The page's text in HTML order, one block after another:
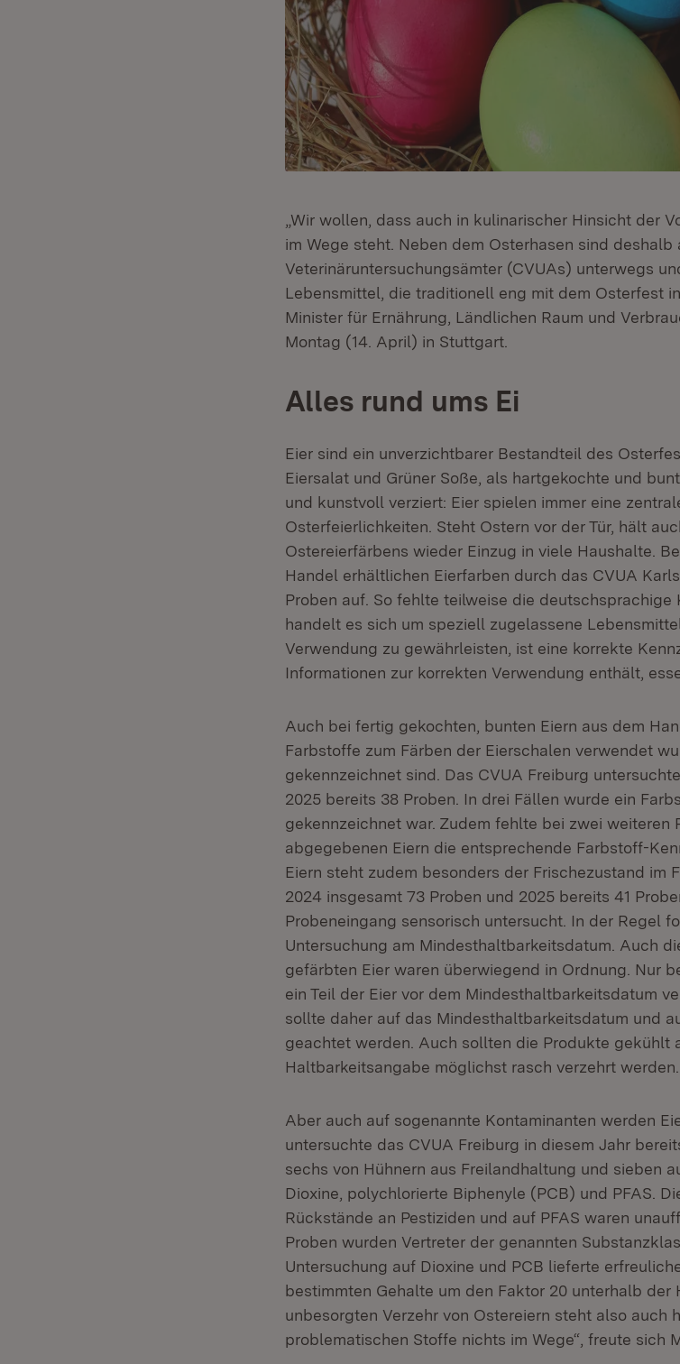
„Wir wollen, dass auch in kulinarischer Hinsicht der
im Wege steht. Neben dem Osterhasen sind
Veterinäruntersuchungsämter (CVUAs) unterwegs
Lebensmittel, die traditionell eng mit dem Osterfest
Minister für Ernährung, Ländlichen Raum und
Montag (14. April) in Stuttgart.
Alles rund ums Ei
Eier sind ein unverzichtbarer Bestandteil des
Eiersalat und Grüner Soße, als hartgekochte und
und kunstvoll verziert: Eier spielen immer eine
Osterfeierlichkeiten. Steht Ostern vor der Tür, hält
Ostereierfärbens wieder Einzug in viele Haushalte.
Handel erhältlichen Eierfarben durch das CVUA
Proben auf. So fehlte teilweise die deutschsprachige
handelt es sich um speziell zugelassene
Verwendung zu gewährleisten, ist eine korrekte
Informationen zur korrekten Verwendung enthält,
Auch bei fertig gekochten, bunten Eiern aus dem
Farbstoffe zum Färben der Eierschalen verwendet
gekennzeichnet sind. Das CVUA Freiburg
2025 bereits 38 Proben. In drei Fällen wurde ein
gekennzeichnet war. Zudem fehlte bei zwei weiteren
abgegebenen Eiern die entsprechende Farbstoff-
Eiern steht zudem besonders der Frischezustand im
2024 insgesamt 73 Proben und 2025 bereits 41
Probeneingang sensorisch untersucht. In der Regel
Untersuchung am Mindesthaltbarkeitsdatum. Auch
gefärbten Eier waren überwiegend in Ordnung. Nur
ein Teil der Eier vor dem Mindesthaltbarkeitsdatum
sollte daher auf das Mindesthaltbarkeitsdatum und
geachtet werden. Auch sollten die Produkte gekühlt
Haltbarkeitsangabe möglichst rasch verzehrt werden.
Aber auch auf sogenannte Kontaminanten werden
untersuchte das CVUA Freiburg in diesem Jahr
sechs von Hühnern aus Freilandhaltung und sieben
Dioxine, polychlorierte Biphenyle (PCB) und PFAS.
Rückstände an Pestiziden und auf PFAS waren
Proben wurden Vertreter der genannten
Untersuchung auf Dioxine und PCB lieferte
bestimmten Gehalte um den Faktor 20 unterhalb der
unbesorgten Verzehr von Ostereiern steht also auch
problematischen Stoffe nichts im Wege“, freute sich